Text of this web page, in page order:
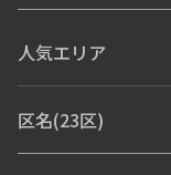
ブランドマンション
人気エリア
青山・表参道・原宿
区名(23区)